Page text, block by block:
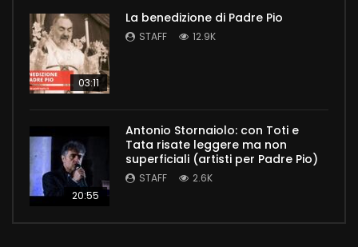
03:11
La benedizione di Padre Pio
STAFF 12.9K
20:55
Antonio Stornaiolo: con Toti e
Tata risate leggere ma non
superficiali (artisti per Padre Pio)
STAFF 2.6K